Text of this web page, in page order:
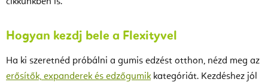
Hogyan kezdj bele a Flexityvel
Ha ki szeretnéd próbálni a gumis edzést otthon, nézd meg az
erősítők, expanderek és edzőgumik kategóriát. Kezdéshez jól